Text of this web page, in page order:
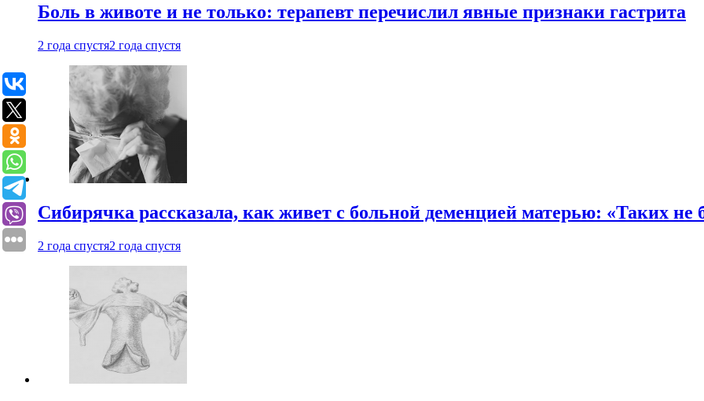
Боль в животе и не только: терапевт перечислил явные признаки гастрита
2 года спустя2 года спустя
Сибирячка рассказала, как живет с больной деменцией матерью: «Таких не
2 года спустя2 года спустя